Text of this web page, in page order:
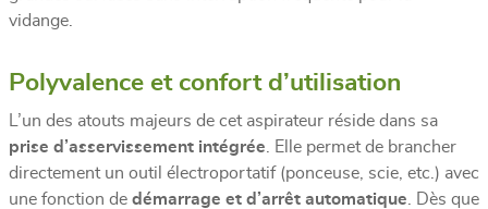
vidange.
Polyvalence et confort d’utilisation
L’un des atouts majeurs de cet aspirateur réside dans sa
prise d’asservissement intégrée . Elle permet de brancher
directement un outil électroportatif (ponceuse, scie, etc.) avec
une fonction de démarrage et d’arrêt automatique . Dès que